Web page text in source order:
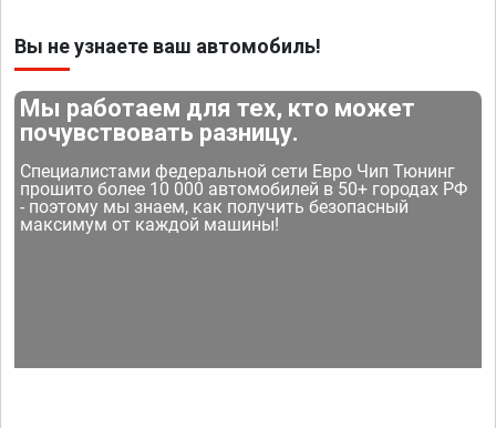
Вы не узнаете ваш автомобиль!
Мы работаем для тех, кто может
почувствовать разницу.
Специалистами федеральной сети Евро Чип Тюнинг
прошито более 10 000 автомобилей в 50+ городах РФ
- поэтому мы знаем, как получить безопасный
максимум от каждой машины!